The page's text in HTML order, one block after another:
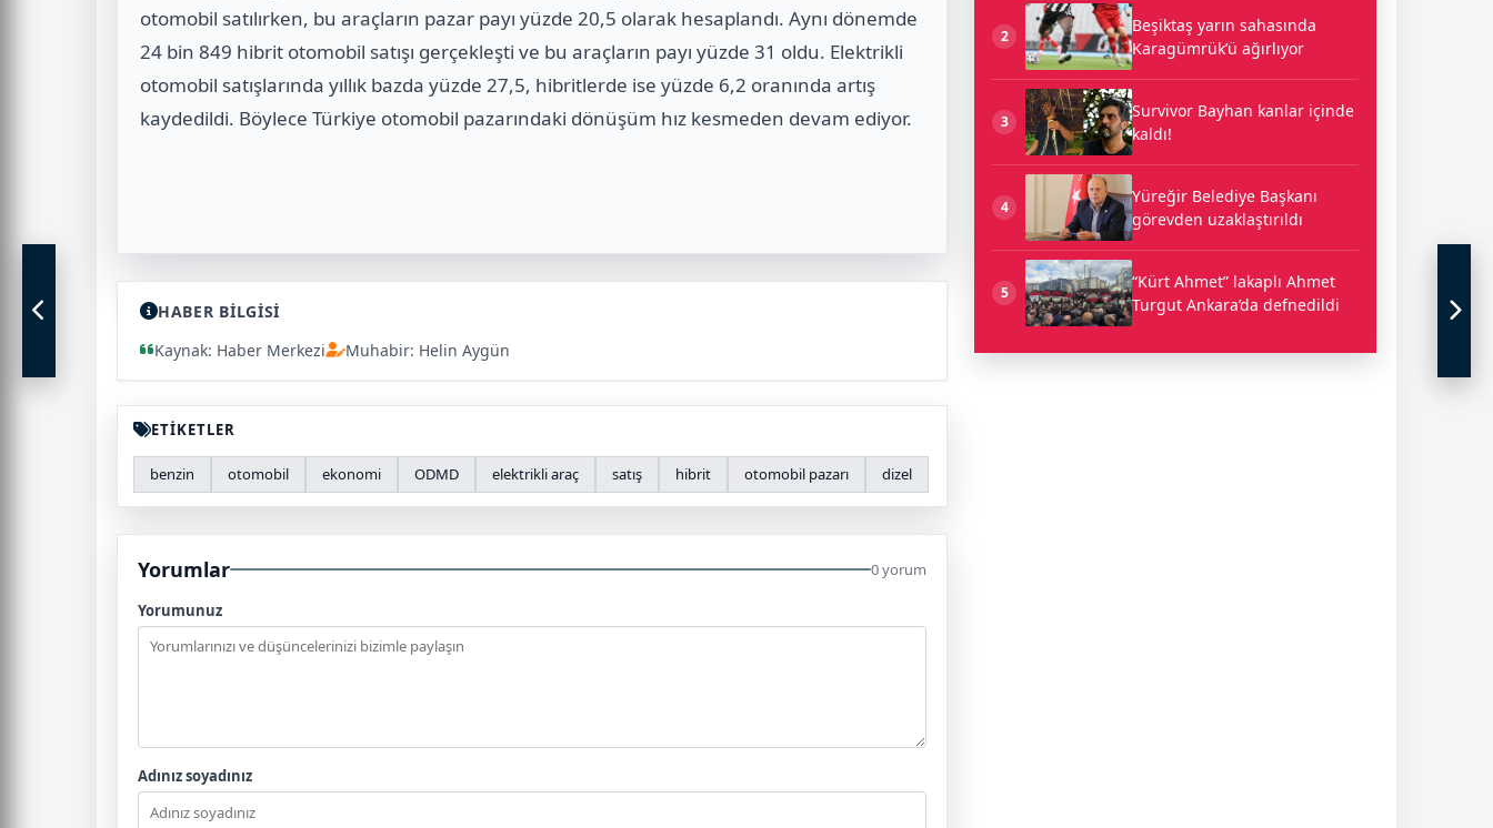
otomobil satılırken, bu araçların pazar payı yüzde 20,5 olarak hesaplandı. Aynı dönemde
24 bin 849 hibrit otomobil satışı gerçekleşti ve bu araçların payı yüzde 31 oldu. Elektrikli
otomobil satışlarında yıllık bazda yüzde 27,5, hibritlerde ise yüzde 6,2 oranında artış
kaydedildi. Böylece Türkiye otomobil pazarındaki dönüşüm hız kesmeden devam ediyor.
HABER BİLGİSİ
Kaynak: Haber Merkezi
Muhabir: Helin Aygün
ETİKETLER
benzin otomobil ekonomi ODMD elektrikli araç satış hibrit otomobil pazarı dizel
Yorumlar 0 yorum
Yorumunuz
Adınız soyadınız
2
Beşiktaş yarın sahasında
Karagümrük’ü ağırlıyor
3
Survivor Bayhan kanlar içinde
kaldı!
4
Yüreğir Belediye Başkanı
görevden uzaklaştırıldı
5
“Kürt Ahmet” lakaplı Ahmet
Turgut Ankara’da defnedildi